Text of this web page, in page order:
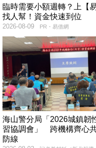
臨時需要小額週轉？上【
找人幫！資金快速到位
PR・易借網
2026-08-09
海山警分局「2026城鎮韌
習協調會」 跨機構齊心
防線